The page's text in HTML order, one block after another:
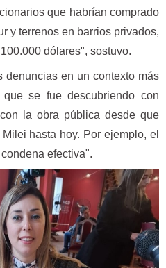
que habrían comprado
y terrenos en barrios privados,
dólares", sostuvo.
denuncias en un contexto más
se fue descubriendo con
la obra pública desde que
hasta hoy. Por ejemplo, el
efectiva".